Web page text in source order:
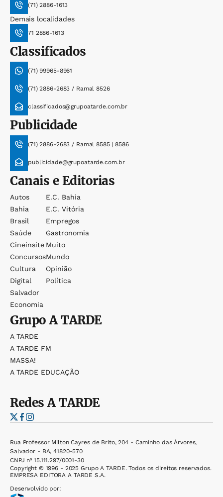
(71) 2886-1613
Demais localidades
71 2886-1613
Classificados
(71) 99965-8961
(71) 2886-2683 / Ramal 8526
classificados@grupoatarde.com.br
Publicidade
(71) 2886-2683 / Ramal 8585 | 8586
publicidade@grupoatarde.com.br
Canais e Editorias
Autos
Bahia
Brasil
Saúde
Cineinsite
Concursos
Cultura
Digital
Salvador
Economia
E.c. Bahia
E.c. Vitória
Empregos
Gastronomia
Muito
Mundo
Opinião
Política
GrupoA TARDE
A TARDE
A TARDE FM
MASSA!
A TARDE EDUCAÇÃO
RedesA TARDE
Rua Professor Milton Cayres de Brito, 204 - Caminho das Árvores,
Salvador - BA, 41820-570
CNPJ nº 15.111.297/0001-30
Copyright © 1996 - 2025 Grupo A TARDE. Todos os direitos reservados.
EMPRESA EDITORA A TARDE S.A.
Desenvolvido por: